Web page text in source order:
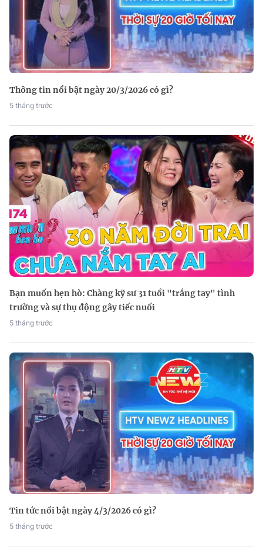
Thông tin nổi bật ngày 20/3/2026 có gì?
5 tháng trước
Bạn muốn hẹn hò: Chàng kỹ sư 31 tuổi "trắng tay" tình
trường và sự thụ động gây tiếc nuối
5 tháng trước
Tin tức nổi bật ngày 4/3/2026 có gì?
5 tháng trước